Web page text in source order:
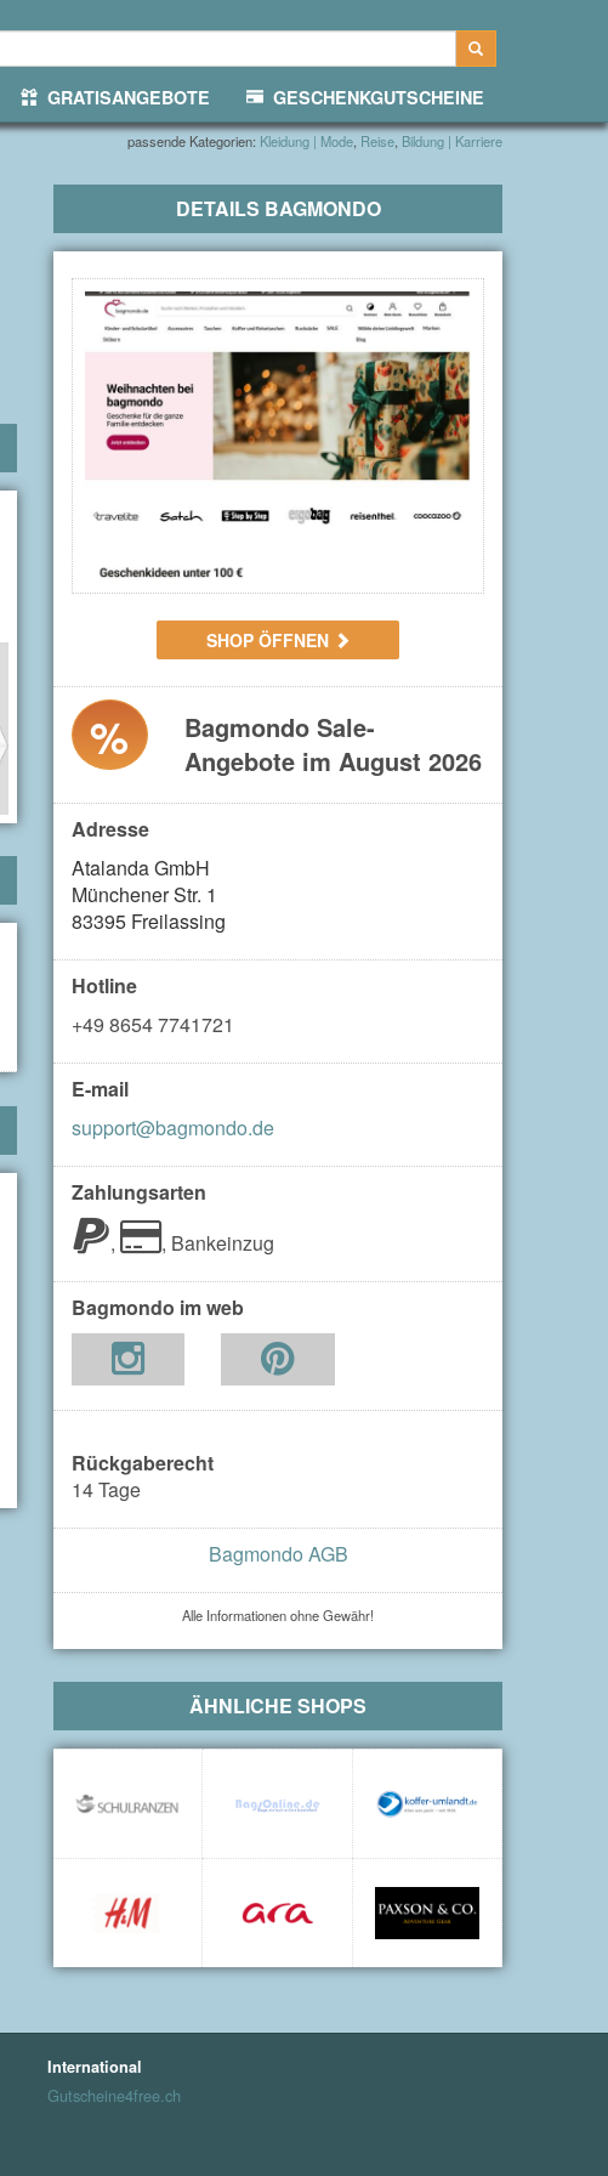
GRATISANGEBOTE GESCHENKGUTSCHEINE
passende Kategorien: Kleidung | Mode Reise Bildung | Karriere
DETAILS BAGMONDO
SHOP ÖFFNEN
%
Bagmondo Sale-
Angebote im August 2026
Adresse
Atalanda GmbH
Münchener Str. 1
83395 Freilassing
Hotline
+49 8654 7741721
E-mail
support@bagmondo.de
Zahlungsarten
,
, Bankeinzug
Bagmondo im web
Rückgaberecht
14 Tage
Bagmondo AGB
Alle Informationen ohne Gewähr!
ÄHNLICHE SHOPS
International
Gutscheine4free.ch